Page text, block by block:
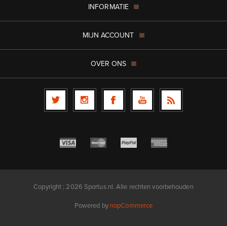
INFORMATIE
MIJN ACCOUNT
OVER ONS
Copyright ; 2026 Sportus.nl. Alle rechten voorbehouden
Powered by nopCommerce